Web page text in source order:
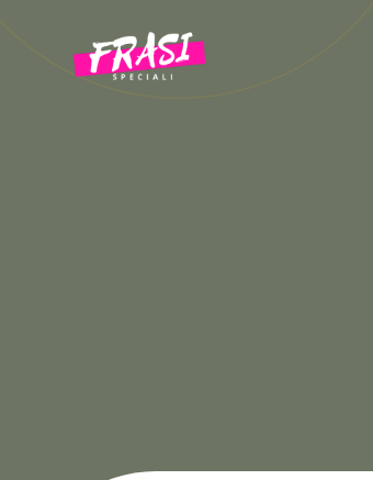
contenuto